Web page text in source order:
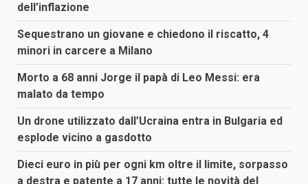
dell’inflazione
Sequestrano un giovane e chiedono il riscatto, 4
minori in carcere a Milano
Morto a 68 anni Jorge il papà di Leo Messi: era
malato da tempo
Un drone utilizzato dall’Ucraina entra in Bulgaria ed
esplode vicino a gasdotto
Dieci euro in più per ogni km oltre il limite, sorpasso
a destra e patente a 17 anni: tutte le novità del